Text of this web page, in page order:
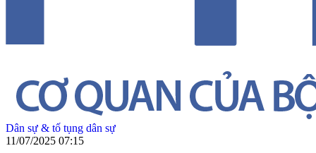
Dân sự & tố tụng dân sự
11/07/2025 07:15